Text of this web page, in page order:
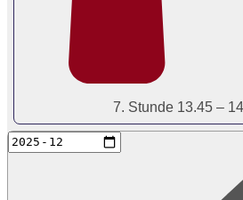
7. Stunde 13.45 –